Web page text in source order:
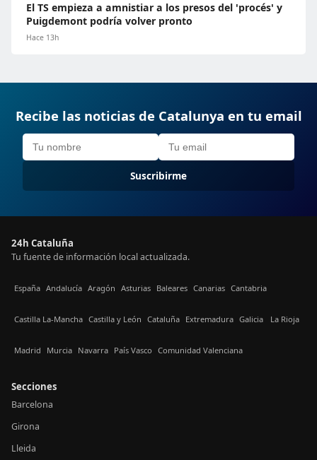
El TS empieza a amnistiar a los presos del 'procés' y
Puigdemont podría volver pronto
Hace 13h
Recibe las noticias de Catalunya en tu email
Suscribirme
24h Cataluña
Tu fuente de información local actualizada.
España Andalucía Aragón Asturias Baleares Canarias Cantabria
Castilla La-Mancha Castilla y León Cataluña Extremadura Galicia La Rioja
Madrid Murcia Navarra País Vasco Comunidad Valenciana
Secciones
Barcelona
Girona
Lleida